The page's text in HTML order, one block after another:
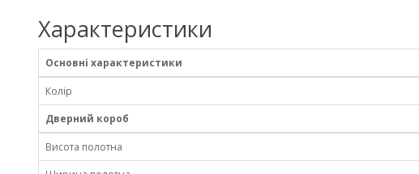
Характеристики
Основні характеристики
Колір
Дверний короб
Висота полотна